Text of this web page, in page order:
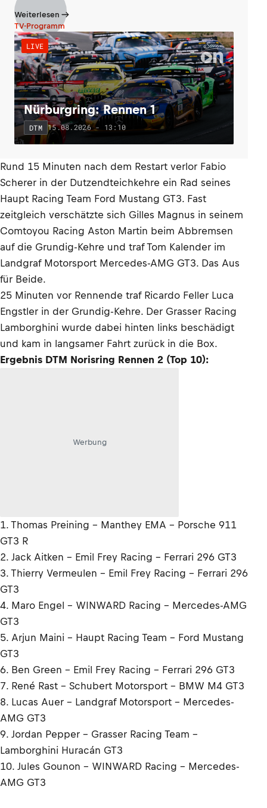
Weiterlesen
TV-Programm
LIVE
Nürburgring: Rennen 1
DTM 15.08.2026 - 13:10
Rund 15 Minuten nach dem Restart verlor Fabio
Scherer in der Dutzendteichkehre ein Rad seines
Haupt Racing Team Ford Mustang GT3. Fast
zeitgleich verschätzte sich Gilles Magnus in seinem
Comtoyou Racing Aston Martin beim Abbremsen
auf die Grundig-Kehre und traf Tom Kalender im
Landgraf Motorsport Mercedes-AMG GT3. Das Aus
für Beide.
25 Minuten vor Rennende traf Ricardo Feller Luca
Engstler in der Grundig-Kehre. Der Grasser Racing
Lamborghini wurde dabei hinten links beschädigt
und kam in langsamer Fahrt zurück in die Box.
Ergebnis DTM Norisring Rennen 2 (Top 10):
Werbung
1. Thomas Preining - Manthey EMA - Porsche 911
GT3 R
2. Jack Aitken - Emil Frey Racing - Ferrari 296 GT3
3. Thierry Vermeulen - Emil Frey Racing - Ferrari 296
GT3
4. Maro Engel - WINWARD Racing - Mercedes-AMG
GT3
5. Arjun Maini - Haupt Racing Team - Ford Mustang
GT3
6. Ben Green - Emil Frey Racing - Ferrari 296 GT3
7. René Rast - Schubert Motorsport - BMW M4 GT3
8. Lucas Auer - Landgraf Motorsport - Mercedes-
AMG GT3
9. Jordan Pepper - Grasser Racing Team -
Lamborghini Huracán GT3
10. Jules Gounon - WINWARD Racing - Mercedes-
AMG GT3